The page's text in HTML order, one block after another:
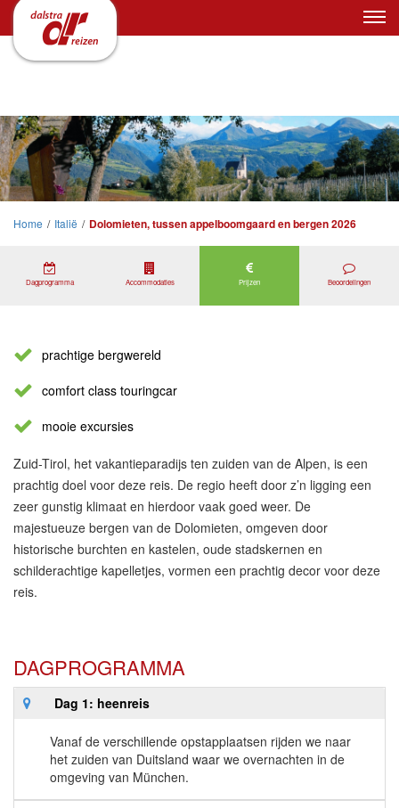
Home / Italië / Dolomieten, tussen appelboomgaard en bergen 2026
Dagprogramma Accommodaties Prijzen Beoordelingen
prachtige bergwereld
comfort class touringcar
mooie excursies
Zuid-Tirol, het vakantieparadijs ten zuiden van de Alpen, is een
prachtig doel voor deze reis. De regio heeft door z’n ligging een
zeer gunstig klimaat en hierdoor vaak goed weer. De
majestueuze bergen van de Dolomieten, omgeven door
historische burchten en kastelen, oude stadskernen en
schilderachtige kapelletjes, vormen een prachtig decor voor deze
reis.
DAGPROGRAMMA
Dag 1: heenreis
Vanaf de verschillende opstapplaatsen rijden we naar
het zuiden van Duitsland waar we overnachten in de
omgeving van München.